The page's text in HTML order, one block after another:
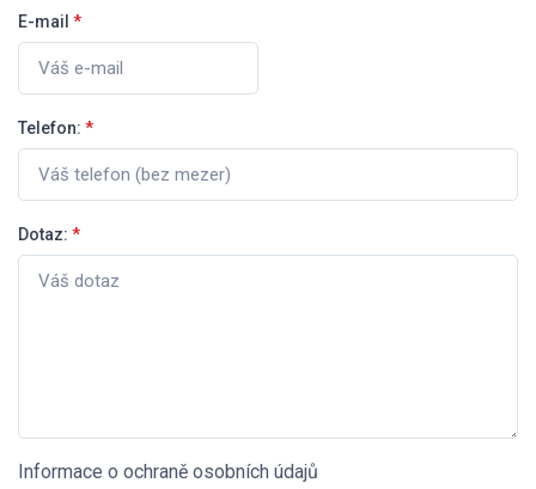
E-mail *
Telefon: *
Dotaz: *
Informace o ochraně osobních údajů